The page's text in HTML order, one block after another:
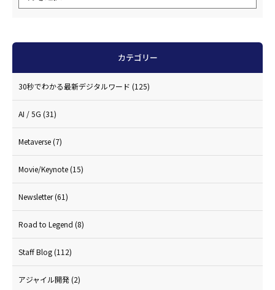
カテゴリー
30秒でわかる最新デジタルワード (125)
AI / 5G (31)
Metaverse(7)
Movie/Keynote(15)
Newsletter(61)
Road to Legend (8)
Staff Blog(112)
アジャイル開発(2)